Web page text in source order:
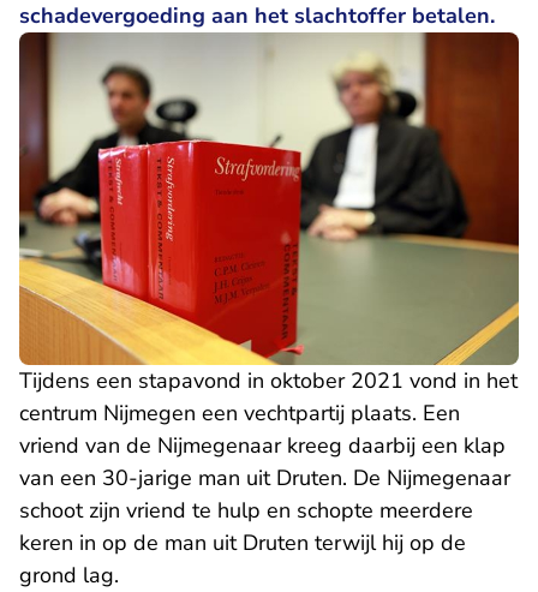
schadevergoeding aan het slachtoffer betalen.
Tijdens een stapavond in oktober 2021 vond in het
centrum Nijmegen een vechtpartij plaats. Een
vriend van de Nijmegenaar kreeg daarbij een klap
van een 30-jarige man uit Druten. De Nijmegenaar
schoot zijn vriend te hulp en schopte meerdere
keren in op de man uit Druten terwijl hij op de
grond lag.